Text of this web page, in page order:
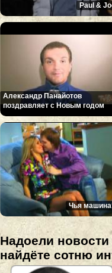
Paul &
Александр Панайотов
поздравляет с Новым годом
Чья
Надоели
найдёте сотню